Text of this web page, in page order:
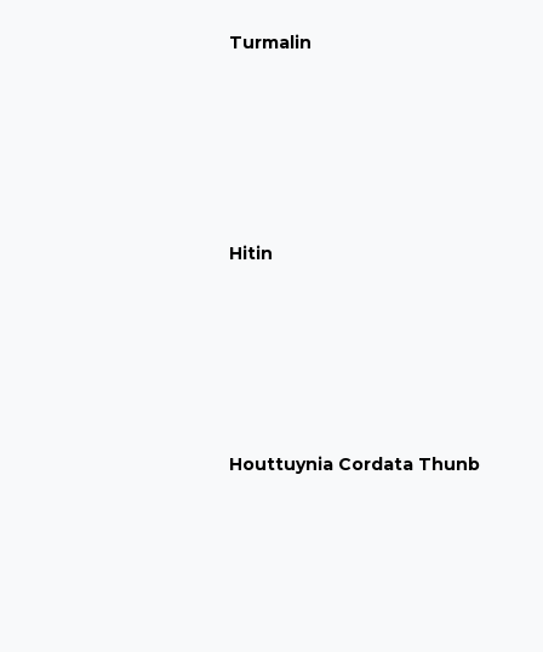
Turmalin
Hitin
Houttuynia Cordata Thunb